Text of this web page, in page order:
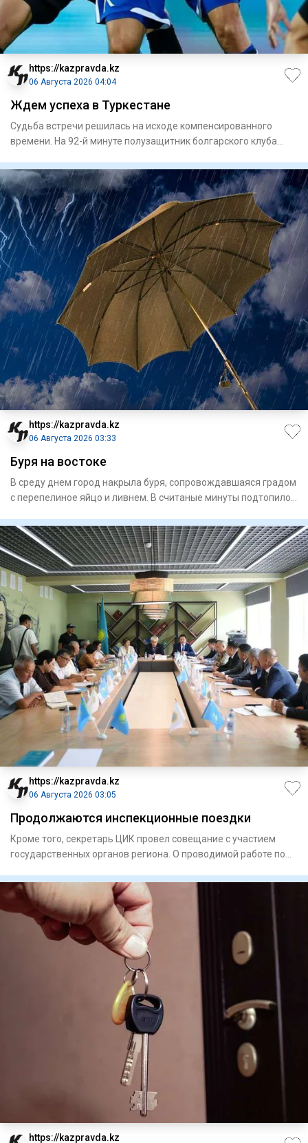
https://kazpravda.kz
06 Августа 2026 04:04
Ждем успеха в Туркестане
Судьба встречи решилась на исходе компенсированного
времени. На 92-й минуте полузащитник болгарского клуба
https://kazpravda.kz
06 Августа 2026 03:33
Буря на востоке
В среду днем город накрыла буря, сопровождавшая­ся градом
с перепелиное яйцо и ливнем. В считаные минуты подтопило
https://kazpravda.kz
06 Августа 2026 03:05
Продолжаются инспекционные поездки
Кроме того, секретарь ЦИК провел совещание с участием
государственных органов региона. О проводимой работе по
https://kazpravda.kz